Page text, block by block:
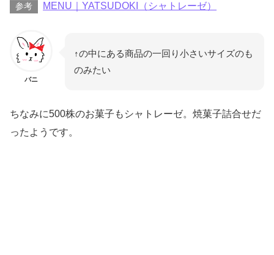
参考 MENU｜YATSUDOKI（シャトレーゼ）
バニ
↑の中にある商品の一回り小さいサイズのも
のみたい
ちなみに500株のお菓子もシャトレーゼ。焼菓子詰合せだ
ったようです。